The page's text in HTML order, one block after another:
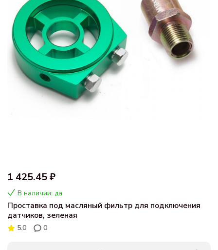
1 425.45 ₽
В наличии: да
Проставка под масляный фильтр для подключения
датчиков, зеленая
5.0 0